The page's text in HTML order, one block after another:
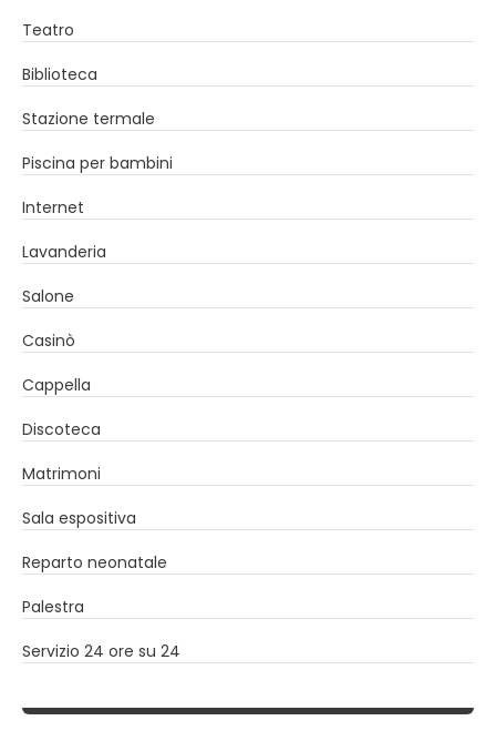
Teatro
Biblioteca
Stazione termale
Piscina per bambini
Internet
Lavanderia
Salone
Casinò
Cappella
Discoteca
Matrimoni
Sala espositiva
Reparto neonatale
Palestra
Servizio 24 ore su 24